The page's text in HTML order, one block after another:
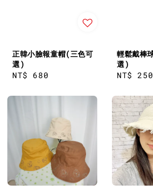
正韓小臉報童帽(三色可
選)
Regular
NT$ 680
輕鬆戴棒
選)
Regular
NT$ 250